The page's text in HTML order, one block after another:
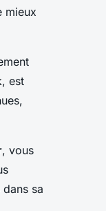
mieux
est
, vous
sa